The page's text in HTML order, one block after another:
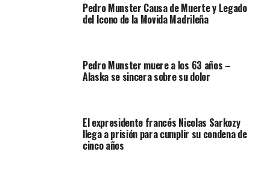
Pedro Munster Causa de Muerte y Legado
del Icono de la Movida Madrileña
Pedro Munster muere a los 63 años –
Alaska se sincera sobre su dolor
El expresidente francés Nicolas Sarkozy
llega a prisión para cumplir su condena de
cinco años